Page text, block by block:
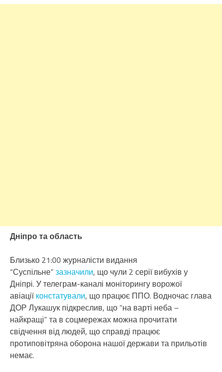
Дніпро та область
Близько 21:00 журналісти видання
“Суспільне”зазначили, що чули 2 серії вибухів у
Дніпрі. У телеграм-каналі моніторингу ворожої
авіаціїконстатували, що працює ППО. Водночас глава
ДОР Лукашук підкреслив, що “на варті неба –
найкращі” та в соцмережах можна прочитати
свідчення від людей, що справді працює
протиповітряна оборона нашої держави та прильотів
немає.